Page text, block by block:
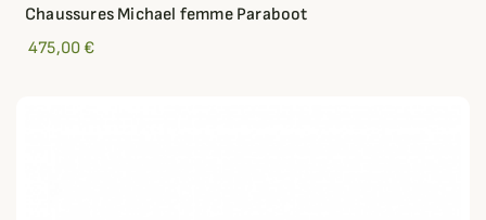
Chaussures Michael femme Paraboot
475,00 €